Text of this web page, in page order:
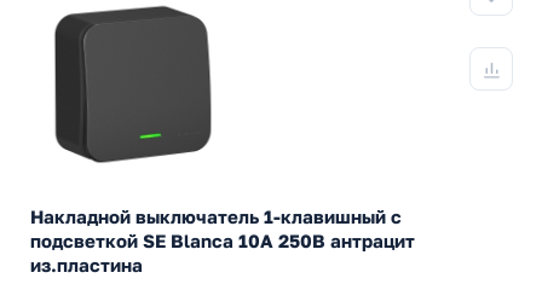
Накладной выключатель 1-клавишный с
подсветкой SE Blanca 10А 250В антрацит
из.пластина